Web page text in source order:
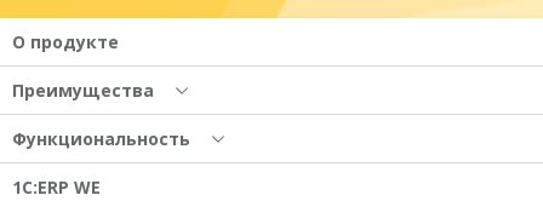
О продукте
Преимущества
Функциональность
1С:ERP WE